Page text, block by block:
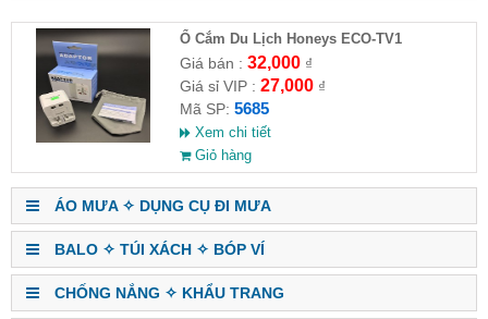
Ổ Cắm Du Lịch Honeys ECO-TV1
Giá bán : 32,000₫
Giá sỉ VIP : 27,000₫
Mã SP: 5685
Xem chi tiết
Giỏ hàng
ÁO MƯA ✧ DỤNG CỤ ĐI MƯA
BALO ✧ TÚI XÁCH ✧ BÓP VÍ
CHỐNG NẮNG ✧ KHẨU TRANG